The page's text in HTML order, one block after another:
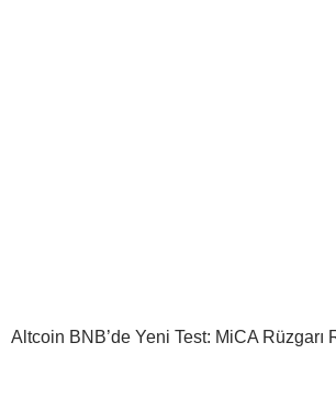
Altcoin BNB’de Yeni Test: MiCA Rüzgarı